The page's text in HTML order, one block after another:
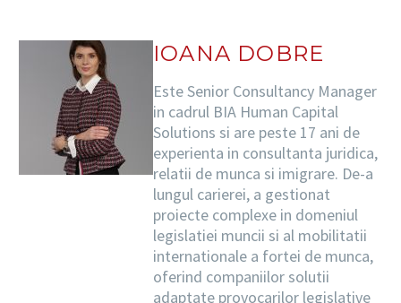
IOANA DOBRE
Este Senior Consultancy Manager
in cadrul BIA Human Capital
Solutions si are peste 17 ani de
experienta in consultanta juridica,
relatii de munca si imigrare. De-a
lungul carierei, a gestionat
proiecte complexe in domeniul
legislatiei muncii si al mobilitatii
internationale a fortei de munca,
oferind companiilor solutii
adaptate provocarilor legislative